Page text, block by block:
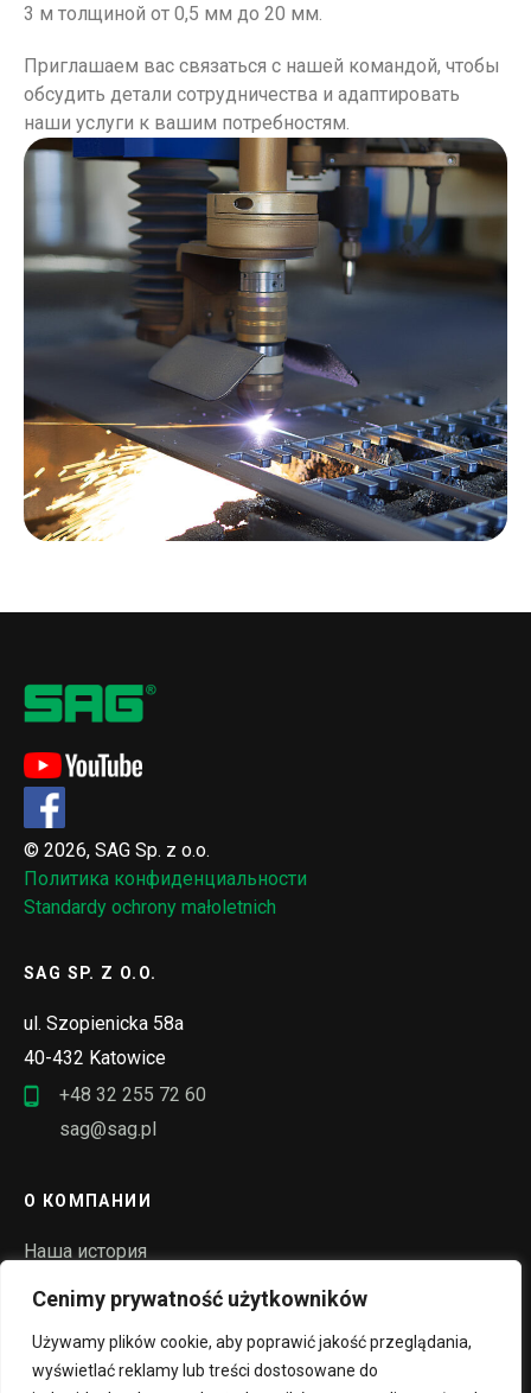
Cenimy prywatność użytkowników
Używamy plików cookie, aby poprawić jakość przeglądania,
wyświetlać reklamy lub treści dostosowane do
3 м толщиной от 0,5 мм до 20 мм.
Приглашаем вас связаться с нашей командой, чтобы
обсудить детали сотрудничества и адаптировать
наши услуги к вашим потребностям.
© 2026, SAG Sp. z o.o.
Политика конфиденциальности
Standardy ochrony małoletnich
SAG SP. Z O.O.
ul. Szopienicka 58a
40-432 Katowice
+48 32 255 72 60
sag@sag.pl
О КОМПАНИИ
Наша история
Правление
ПРЕДЛОЖЕНИЕ